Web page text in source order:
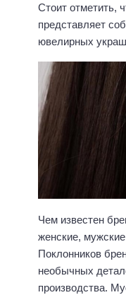
Стоит отметить,
представляет
ювелирных
Чем известен
женские,
Поклонников
необычных
производства.